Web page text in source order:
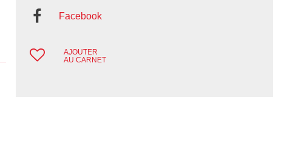
Facebook
AJOUTER
AU CARNET